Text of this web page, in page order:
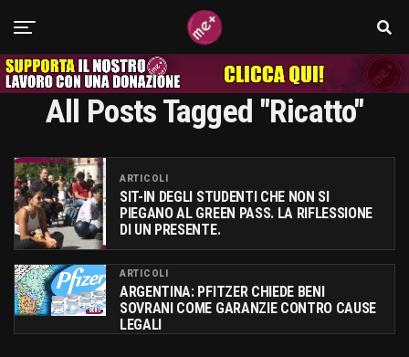
All Posts Tagged "ricatto"
ARTICOLI
SIT-IN DEGLI STUDENTI CHE NON SI
PIEGANO AL GREEN PASS. LA RIFLESSIONE
DI UN PRESENTE.
ARTICOLI
ARGENTINA: PFITZER CHIEDE BENI
SOVRANI COME GARANZIE CONTRO CAUSE
LEGALI